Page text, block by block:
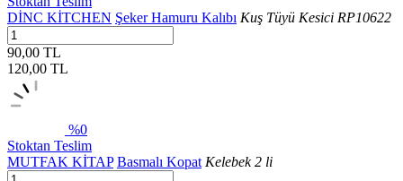
DİNC KİTCHEN Şeker Hamuru Kalıbı Kuş Tüyü Kesici RP10622
90,00 TL
120,00 TL
%0
Stoktan Teslim
MUTFAK KİTAP Basmalı Kopat Kelebek 2 li